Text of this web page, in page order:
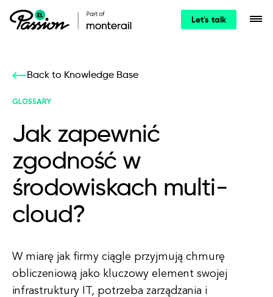
Let's talk
Back to Knowledge Base
GLOSSARY
Jak zapewnić
zgodność w
środowiskach multi-
cloud?
W miarę jak firmy ciągle przyjmują chmurę
obliczeniową jako kluczowy element swojej
infrastruktury IT, potrzeba zarządzania i